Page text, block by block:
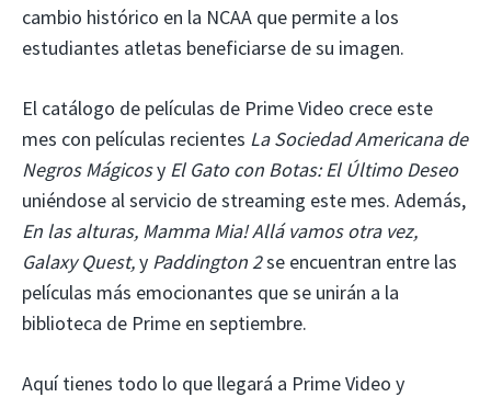
cambio histórico en la NCAA que permite a los
estudiantes atletas beneficiarse de su imagen.
El catálogo de películas de Prime Video crece este
mes con películas recientes La Sociedad Americana de
Negros Mágicosy El Gato con Botas: El Último Deseo
uniéndose al servicio de streaming este mes. Además,
En las alturas, Mamma Mia! Allá vamos otra vez,
Galaxy Quest,y Paddington 2se encuentran entre las
películas más emocionantes que se unirán a la
biblioteca de Prime en septiembre.
Aquí tienes todo lo que llegará a Prime Video y